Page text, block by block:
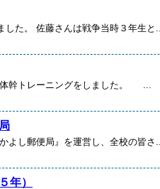
た。 佐藤さんは戦争当時３年生と...
幹トレーニングをしました。 ...
よし郵便局』を運営し、全校の皆さ...
年）